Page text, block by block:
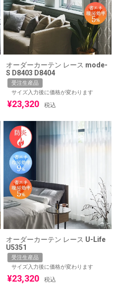
オーダーカーテン レース mode-
S D8403 D8404
受注生産品
サイズ入力後に価格が変わります
¥23,320 税込
オーダーカーテン レース U-Life
U5351
受注生産品
サイズ入力後に価格が変わります
¥23,320 税込